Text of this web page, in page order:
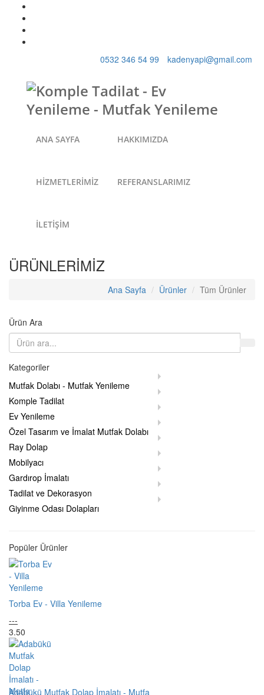
0532 346 54 99 kadenyapi@gmail.com
ANA SAYFA HAKKIMIZDA
HİZMETLERİMİZ REFERANSLARIMIZ
İLETİŞİM
ÜRÜNLERİMİZ
Ana Sayfa Ürünler Tüm Ürünler
Ürün Ara
Kategoriler
Mutfak Dolabı - Mutfak Yenileme
Komple Tadilat
Ev Yenileme
Özel Tasarım ve İmalat Mutfak Dolabı
Ray Dolap
Mobilyacı
Gardırop İmalatı
Tadilat ve Dekorasyon
Giyinme Odası Dolapları
Popüler Ürünler
Torba Ev - Villa Yenileme
---
3.50
Adabükü Mutfak Dolap İmalatı - Mutfa